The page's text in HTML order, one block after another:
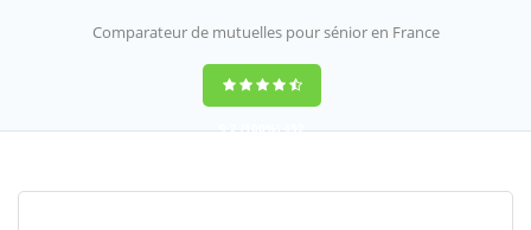
Comparateur de mutuelles pour sénior en France
9,2(100%)452